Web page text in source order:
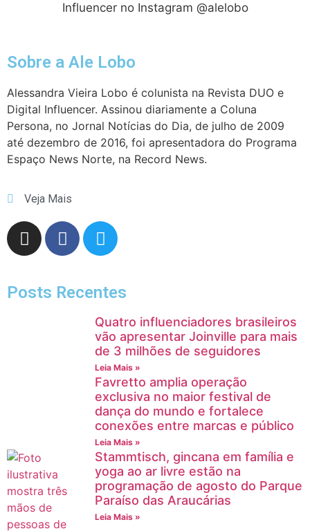
Influencer no Instagram @alelobo
Sobre a Ale Lobo
Alessandra Vieira Lobo é colunista na Revista DUO e
Digital Influencer. Assinou diariamente a Coluna
Persona, no Jornal Notícias do Dia, de julho de 2009
até dezembro de 2016, foi apresentadora do Programa
Espaço News Norte, na Record News.
Veja Mais
Posts Recentes
Quatro influenciadores brasileiros
vão apresentar Joinville para mais
de 3 milhões de seguidores
Leia Mais »
Favretto amplia operação
exclusiva no maior festival de
dança do mundo e fortalece
conexões entre marcas e público
Leia Mais »
Stammtisch, gincana em família e
yoga ao ar livre estão na
programação de agosto do Parque
Paraíso das Araucárias
Leia Mais »